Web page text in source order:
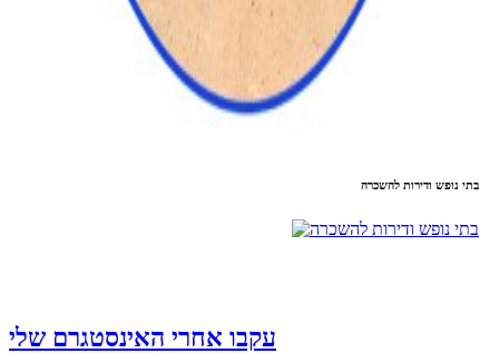
בתי נופש ודירות להשכרה
עקבו אחרי האינסטגרם שלי